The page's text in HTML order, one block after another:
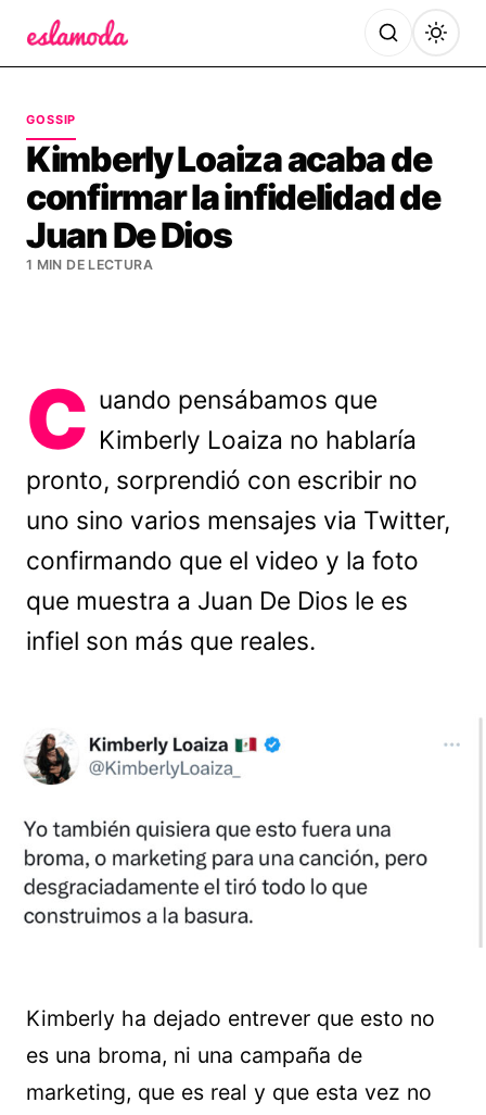
GOSSIP
Kimberly Loaiza acaba de
confirmar la infidelidad de
Juan De Dios
1 MIN DE LECTURA
C uando pensábamos que
Kimberly Loaiza no hablaría
pronto, sorprendió con escribir no
uno sino varios mensajes via Twitter,
confirmando que el video y la foto
que muestra a Juan De Dios le es
infiel son más que reales.
Kimberly ha dejado entrever que esto no
es una broma, ni una campaña de
marketing, que es real y que esta vez no